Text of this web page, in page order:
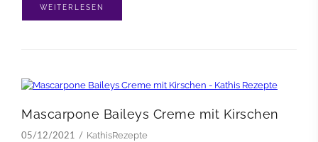
WEITERLESEN
Mascarpone Baileys Creme mit Kirschen
05/12/2021 KathisRezepte